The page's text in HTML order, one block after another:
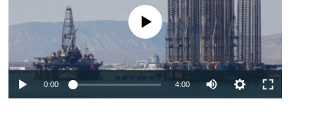
No media source currently available
0:00 4:00